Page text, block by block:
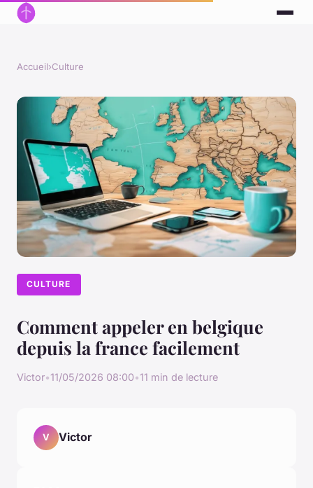
Accueil›Culture
CULTURE
Comment appeler en belgique
depuis la france facilement
Victor•11/05/2026 08:00•11 min de lecture
V Victor